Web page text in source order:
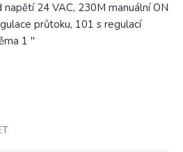
24 VAC, 230M manuální ON
průtoku, 101 s regulací
1 "